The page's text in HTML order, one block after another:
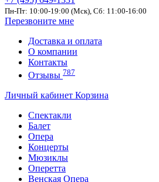
Пн-Пт: 10:00-19:00 (Мск), Сб: 11:00-16:00
Перезвоните мне
Доставка и оплата
О компании
Контакты
Отзывы 787
Личный кабинет Корзина
Спектакли
Балет
Опера
Концерты
Мюзиклы
Оперетта
Венская Опера